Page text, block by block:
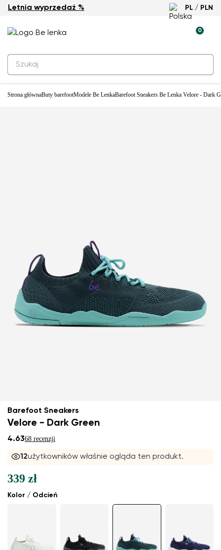
Letnia wyprzedaż % PL / PLN
0
Strona głównaButy barefootModele Be LenkaBarefoot Sneakers Be Lenka Velore - Dark
Nowość
Barefoot Sneakers
Velore - Dark Green
4.6368 recenzji
12użytkowników właśnie ogląda ten produkt.
Kolor / Odcień
339 zł